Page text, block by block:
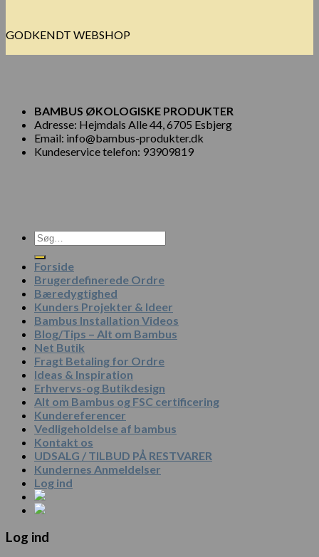
GODKENDT WEBSHOP
BAMBUS ØKOLOGISKE PRODUKTER
Adresse: Hejmdals Alle 44, 6705 Esbjerg
Email: info@bambus-produkter.dk
Kundeservice telefon: 93909819
Søg
efter:
Forside
Brugerdefinerede Ordre
Bæredygtighed
Kunders Projekter & Ideer
Bambus Installation Videos
Blog/Tips – Alt om Bambus
Net Butik
Fragt Betaling for Ordre
Ideas & Inspiration
Erhvervs-og Butikdesign
Alt om Bambus og FSC certificering
Kundereferencer
Vedligeholdelse af bambus
Kontakt os
UDSALG / TILBUD PÅ RESTVARER
Kundernes Anmeldelser
Log ind
Log ind